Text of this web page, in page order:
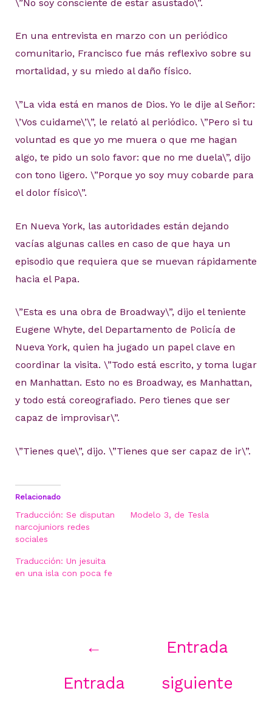
\”No soy consciente de estar asustado\”.
En una entrevista en marzo con un periódico
comunitario, Francisco fue más reflexivo sobre su
mortalidad, y su miedo al daño físico.
\”La vida está en manos de Dios. Yo le dije al Señor:
\’Vos cuidame\’\”, le relató al periódico. \”Pero si tu
voluntad es que yo me muera o que me hagan
algo, te pido un solo favor: que no me duela\”, dijo
con tono ligero. \”Porque yo soy muy cobarde para
el dolor físico\”.
En Nueva York, las autoridades están dejando
vacías algunas calles en caso de que haya un
episodio que requiera que se muevan rápidamente
hacia el Papa.
\”Esta es una obra de Broadway\”, dijo el teniente
Eugene Whyte, del Departamento de Policía de
Nueva York, quien ha jugado un papel clave en
coordinar la visita. \”Todo está escrito, y toma lugar
en Manhattan. Esto no es Broadway, es Manhattan,
y todo está coreografiado. Pero tienes que ser
capaz de improvisar\”.
\”Tienes que\”, dijo. \”Tienes que ser capaz de ir\”.
Relacionado
Traducción: Se disputan
narcojuniors redes
sociales
Modelo 3, de Tesla
Traducción: Un jesuita
en una isla con poca fe
←
Entrada
Entrada
siguiente